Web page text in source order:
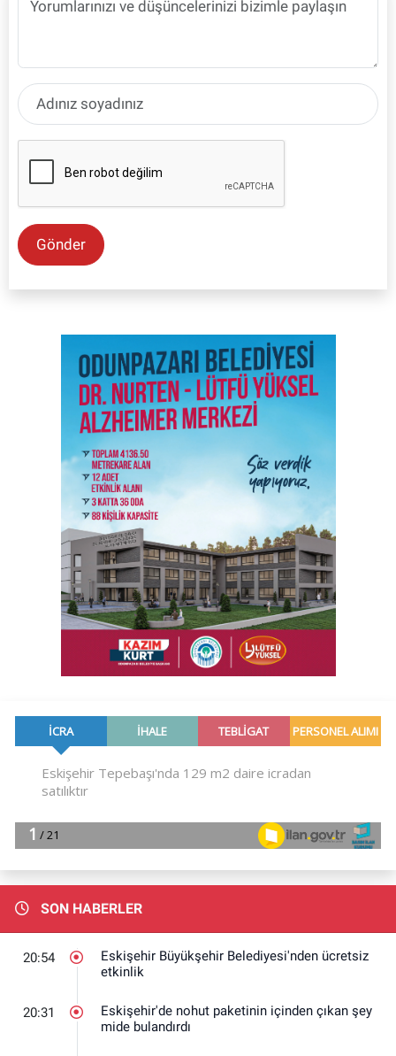
Gönder
SON HABERLER
20:54
Eskişehir Büyükşehir Belediyesi'nden ücretsiz
etkinlik
20:31
Eskişehir'de nohut paketinin içinden çıkan şey
mide bulandırdı